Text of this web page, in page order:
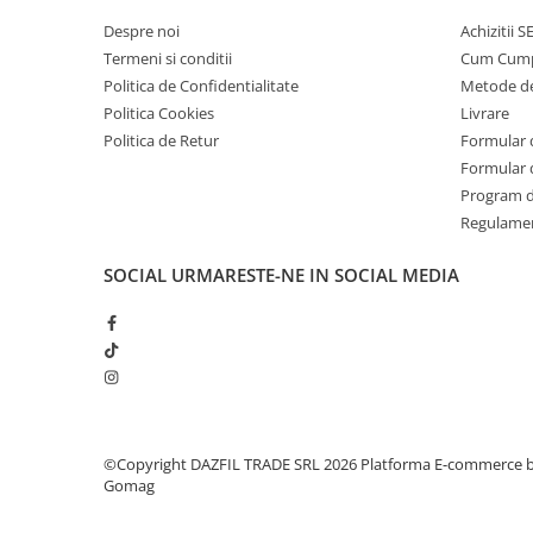
Despre noi
Termeni si conditii
Politica de Confidentialitate
Politica Cookies
Politica de Retur
Achizitii
Cum
Metode
Livrare
Formular
Formular
Program
SOCIAL URMARESTE-NE IN SOCIAL MEDIA
©Copyright DAZFIL TRADE SRL 2026 Platforma E-commerce
Gomag